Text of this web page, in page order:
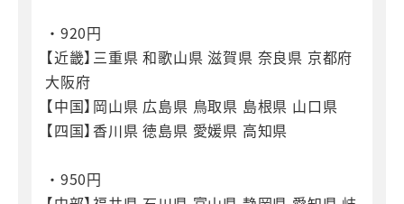
・920円
【近畿】三重県 和歌山県 滋賀県 奈良県 京都府
大阪府
【中国】岡山県 広島県 鳥取県 島根県 山口県
【四国】香川県 徳島県 愛媛県 高知県
・950円